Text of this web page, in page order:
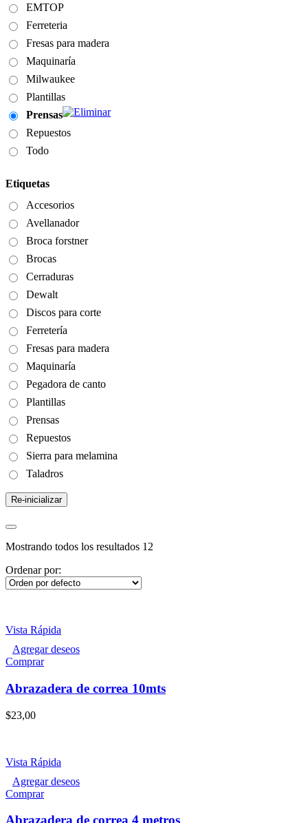
EMTOP
Ferreteria
Fresas para madera
Maquinaría
Milwaukee
Plantillas
Prensas
Repuestos
Todo
Etiquetas
Accesorios
Avellanador
Broca forstner
Brocas
Cerraduras
Dewalt
Discos para corte
Ferretería
Fresas para madera
Maquinaría
Pegadora de canto
Plantillas
Prensas
Repuestos
Sierra para melamina
Taladros
Re-inicializar
Mostrando todos los resultados 12
Ordenar por:
Vista Rápida
Agregar deseos
Comprar
Abrazadera de correa 10mts
$23,00
Vista Rápida
Agregar deseos
Comprar